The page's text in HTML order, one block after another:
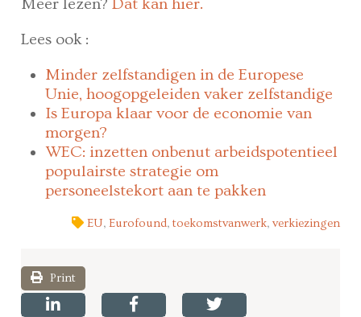
Meer lezen?Dat kan hier.
Lees ook :
Minder zelfstandigen in de Europese
Unie, hoogopgeleiden vaker zelfstandige
Is Europa klaar voor de economie van
morgen?
WEC: inzetten onbenut arbeidspotentieel
populairste strategie om
personeelstekort aan te pakken
EU, Eurofound, toekomstvanwerk, verkiezingen
Print